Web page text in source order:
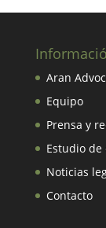
Aran
Equipo
Prensa y
Estudio de
Noticias
Contacto